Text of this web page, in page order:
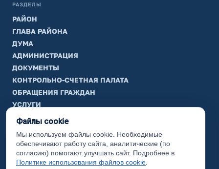
РАЗДЕЛЫ
РАЙОН
ГЛАВА РАЙОНА
ДУМА
АДМИНИСТРАЦИЯ
ДОКУМЕНТЫ
КОНТРОЛЬНО-СЧЕТНАЯ ПАЛАТА
ОБРАЩЕНИЯ ГРАЖДАН
УСЛУГИ
ТИК
ИНФОРМАЦИЯ
Законодательная карта
Карта сайта
Файлы cookie
Мы используем файлы cookie. Необходимые
обеспечивают работу сайта, аналитические (по
согласию) помогают улучшать сайт. Подробнее в
Политике использования файлов cookie